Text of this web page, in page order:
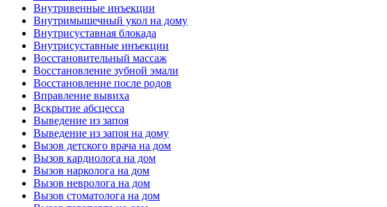
Внутривенные инъекции
Внутримышечный укол на дому
Внутрисуставная блокада
Внутрисуставные инъекции
Восстановительный массаж
Восстановление зубной эмали
Восстановление после родов
Вправление вывиха
Вскрытие абсцесса
Выведение из запоя
Выведение из запоя на дому
Вызов детского врача на дом
Вызов кардиолога на дом
Вызов нарколога на дом
Вызов невролога на дом
Вызов стоматолога на дом